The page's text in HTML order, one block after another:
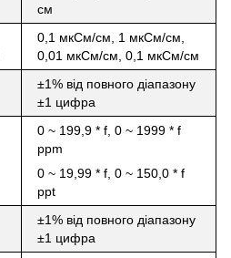
см
0,1 мкСм/см, 1 мкСм/см,
0,01 мкСм/см, 0,1 мкСм/см
±1% від повного діапазону
±1 цифра
0 ~ 199,9 * f, 0 ~ 1999 * f
ppm
0 ~ 19,99 * f, 0 ~ 150,0 * f
ppt
±1% від повного діапазону
±1 цифра